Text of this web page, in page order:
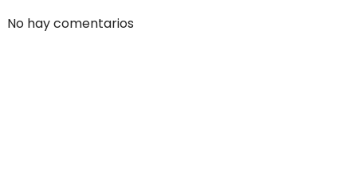
No hay comentarios